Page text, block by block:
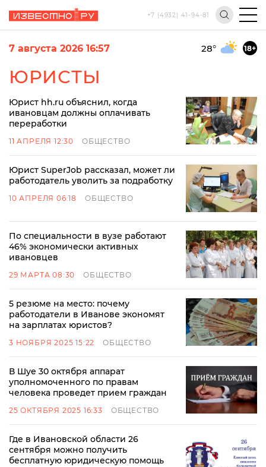
+7 (4932) 41-94-81
7 августа 2026 16:57 28° 18+
ЮРИСТЫ
Юрист hh.ru объяснил, когда
ивановцам должны оплачивать
переработки
11 АПРЕЛЯ 12:30 ОБЩЕСТВО
Юрист SuperJob рассказал, может ли
работодатель уволить за подработку
10 АПРЕЛЯ 06:18 ОБЩЕСТВО
По специальности в вузе работают
46% экономически активных
ивановцев
29 МАРТА 08:30 ОБЩЕСТВО
5 резюме на место: почему
работодатели в Иванове экономят
на зарплатах юристов?
3 НОЯБРЯ 2025 15:22 ОБЩЕСТВО
В Шуе 30 октября аппарат
уполномоченного по правам
человека проведет прием граждан
25 ОКТЯБРЯ 2025 16:33 ОБЩЕСТВО
Где в Ивановской области 26
сентября можно получить
бесплатную юридическую помощь